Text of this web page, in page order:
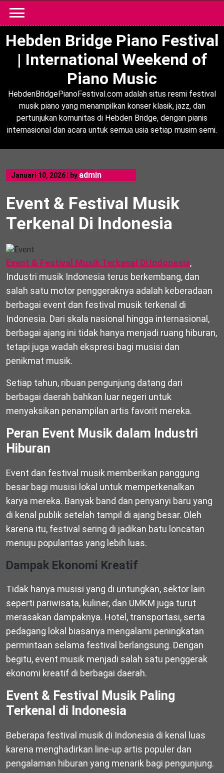
content
Hebden Bridge Piano Festival
| International Weekend of
Piano Music
HebdenBridgePianoFestival.com adalah situs resmi festival
musik piano yang menampilkan konser klasik, jazz, dan
pertunjukan komunitas di Hebden Bridge, dengan pianis
internasional dan acara untuk semua usia setiap musim semi.
Januari 10, 2026 by admin
Event & Festival Musik
Terkenal Di Indonesia
Event & Festival Musik Terkenal Di Indonesia,
Industri musik Indonesia terus berkembang, dan
salah satu motor penggeraknya adalah keberadaan
berbagai event dan festival musik terkenal di
Indonesia. Dari skala nasional hingga internasional,
berbagai ajang ini tidak hanya menjadi ruang hiburan,
tetapi juga wadah ekspresi bagi musisi dan
penikmat musik.
Setiap tahun, ribuan pengunjung datang dari
berbagai daerah bahkan luar negeri untuk
menyaksikan penampilan artis favorit mereka.
Peran Event Musik dalam Industri
Hiburan
Event dan festival musik memberikan panggung
besar bagi musisi lokal untuk memperkenalkan
karya mereka. Banyak band dan penyanyi baru yang
di kenal publik setelah tampil di ajang besar. Oleh
karena itu, festival sering di jadikan batu loncatan
menuju popularitas yang lebih luas.
Dampak Ekonomi Kreatif
Tidak hanya musisi yang di untungkan, sektor lain
seperti pariwisata, kuliner, dan UMKM juga turut
merasakan dampaknya. Hotel, transportasi, serta
pedagang lokal biasanya mengalami peningkatan
permintaan selama festival berlangsung. Dengan
begitu, event musik menjadi salah satu penggerak
ekonomi kreatif di berbagai daerah.
Event & Festival Musik Paling
Terkenal di Indonesia
Beberapa festival musik di Indonesia di kenal luas
karena menghadirkan line-up artis populer dan
pengalaman hiburan yang menarik bagi pengunjung.